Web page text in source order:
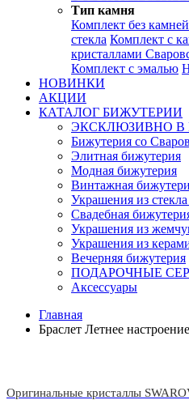
Тип камня
Комплект без камней
стекла Комплект с
кристаллами
Комплект с эмалью
НОВИНКИ
АКЦИИ
КАТАЛОГ БИЖУТЕРИИ
ЭКСКЛЮЗИВНО В
Бижутерия со
Элитная бижутерия
Модная бижутерия
Винтажная
Украшения из
Свадебная
Украшения из
Украшения из
Вечерняя бижутерия
ПОДАРОЧНЫЕ
Аксессуары
Главная
Браслет Летнее
Оригинальные кристаллы